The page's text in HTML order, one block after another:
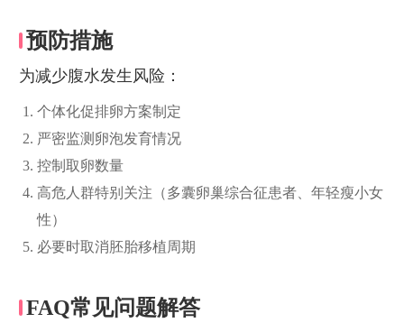
预防措施
为减少腹水发生风险：
个体化促排卵方案制定
严密监测卵泡发育情况
控制取卵数量
高危人群特别关注（多囊卵巢综合征患者、年轻瘦小女
性）
必要时取消胚胎移植周期
FAQ常见问题解答